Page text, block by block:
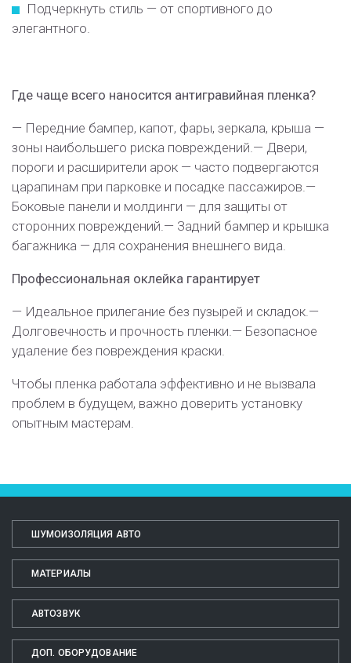
Подчеркнуть стиль — от спортивного до
элегантного.
Где чаще всего наносится антигравийная пленка?
— Передние бампер, капот, фары, зеркала, крыша —
зоны наибольшего риска повреждений. — Двери,
пороги и расширители арок — часто подвергаются
царапинам при парковке и посадке пассажиров. —
Боковые панели и молдинги — для защиты от
сторонних повреждений. — Задний бампер и крышка
багажника — для сохранения внешнего вида.
Профессиональная оклейка гарантирует
— Идеальное прилегание без пузырей и складок. —
Долговечность и прочность пленки. — Безопасное
удаление без повреждения краски.
Чтобы пленка работала эффективно и не вызвала
проблем в будущем, важно доверить установку
опытным мастерам.
ШУМОИЗОЛЯЦИЯ АВТО
МАТЕРИАЛЫ
АВТОЗВУК
ДОП. ОБОРУДОВАНИЕ